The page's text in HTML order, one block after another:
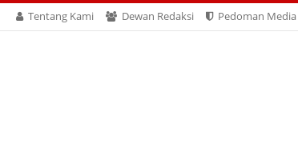
Tentang Kami Dewan Redaksi Pedoman